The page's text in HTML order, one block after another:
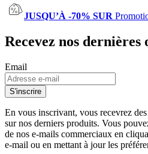
JUSQU’À -70% SUR
Recevez nos dernières
Email
S'inscrire
En vous inscrivant, vous recevrez
sur nos derniers produits. Vous
de nos e-mails commerciaux en
e-mail ou en mettant à jour les